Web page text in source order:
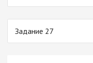
Задание 27